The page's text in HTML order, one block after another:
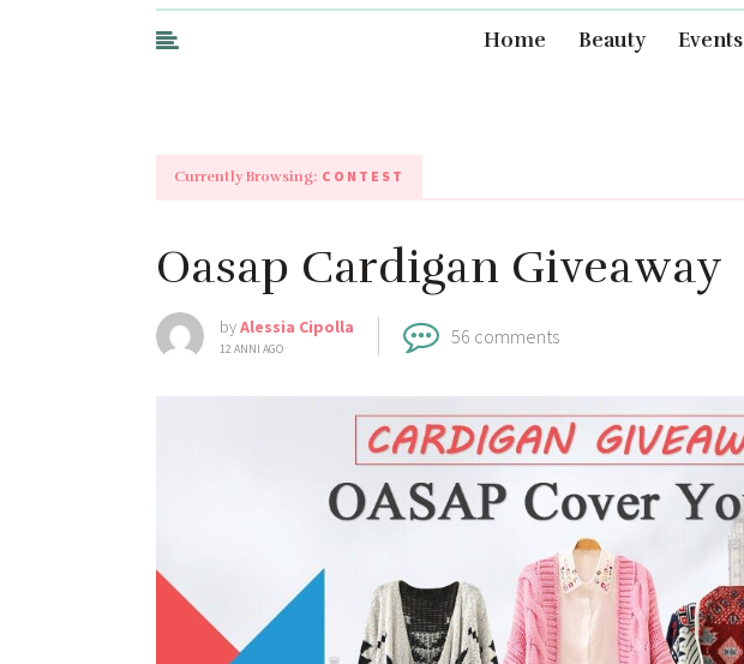
Home Beauty Events
Currently Browsing: CONTEST
Oasap Cardigan Giveaway
byAlessia Cipolla
12 ANNI AGO
56 comments